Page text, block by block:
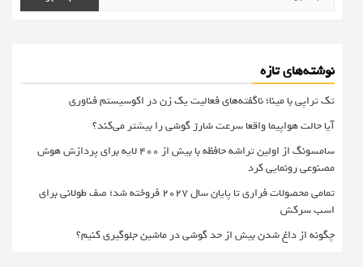
برای:
نوشته‌های تازه
تک تراپی با مینا؛ ناگفته‌های فعالیت یک زن در اکوسیستم فناوری
آیا حالت هواپیما واقعا سرعت شارژ گوشی را بیشتر می‌کند؟
سامسونگ از اولین تراشه حافظه با بیش از ۴۰۰ لایه برای پردازش هوش
مصنوعی رونمایی کرد
تمامی محصولات فراری تا پایان سال ۲۰۲۷ فروخته شد؛ صف طولانی برای
اسب سرکش
چگونه از داغ شدن بیش از حد گوشی در ماشین جلوگیری کنیم؟